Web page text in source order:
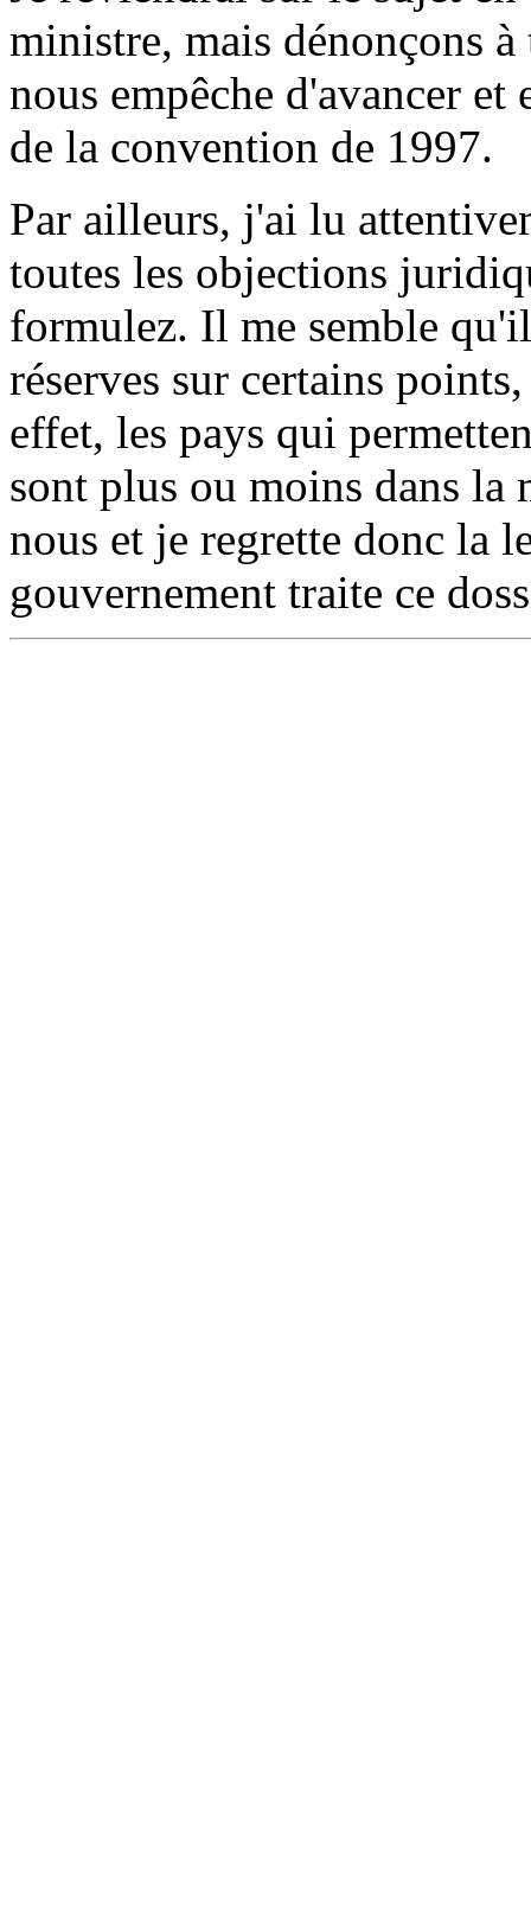
ministre, mais dénonçons
nous empêche d'avancer
de la convention de 1997.
Par ailleurs, j'ai lu
toutes les objections
formulez. Il me semble
réserves sur certains
effet, les pays qui
sont plus ou moins dans
nous et je regrette donc la
gouvernement traite ce